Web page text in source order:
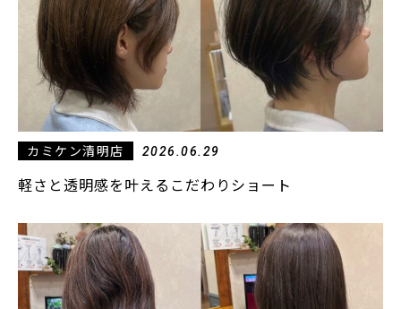
カミケン清明店 2026.06.29
軽さと透明感を叶えるこだわりショート